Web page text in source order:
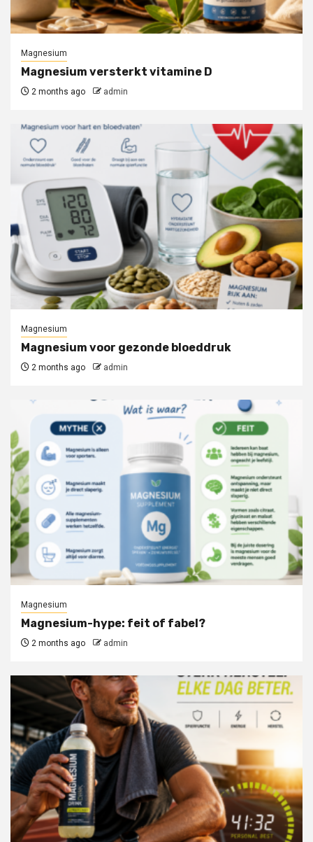
Magnesium
Magnesium versterkt vitamine D
2 months ago admin
Magnesium
Magnesium voor gezonde bloeddruk
2 months ago admin
Magnesium
Magnesium-hype: feit of fabel?
2 months ago admin